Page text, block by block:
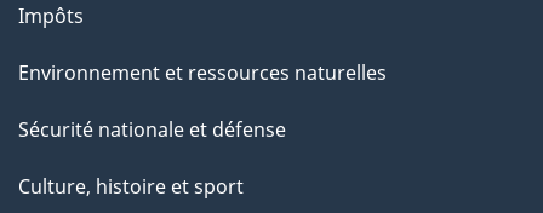
e
Impôts
Environnement et ressources naturelles
Sécurité nationale et défense
Culture, histoire et sport